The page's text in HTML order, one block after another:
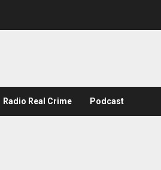
Radio Real Crime Podcast